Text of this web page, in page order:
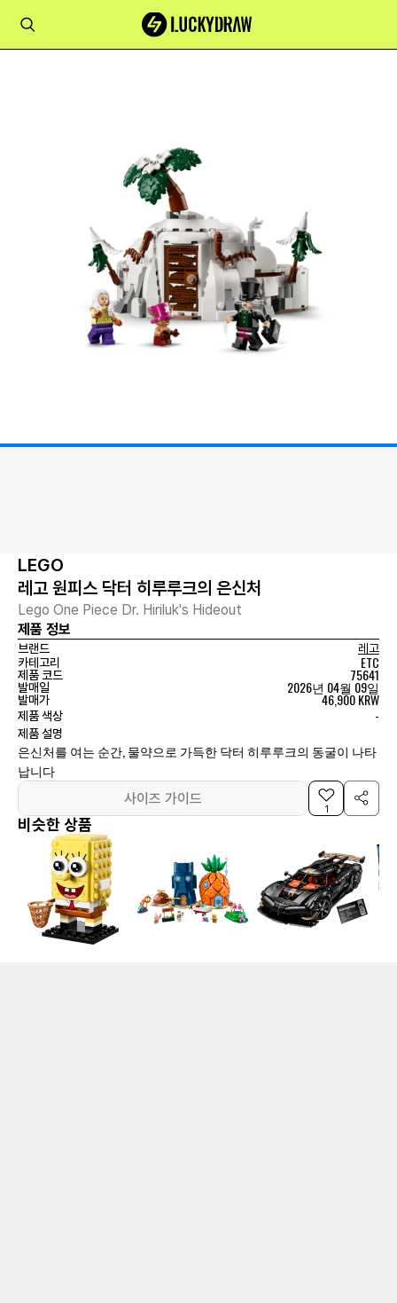
LEGO
레고 원피스 닥터 히루루크의 은신처
Lego One Piece Dr. Hiriluk's Hideout
제품 정보
브랜드
레고
카테고리
ETC
제품 코드 75641
발매일 2026년 04월 09일
발매가 46,900 KRW
제품 색상 -
제품 설명
은신처를 여는 순간, 물약으로 가득한 닥터 히루루크의 동굴이 나타
납니다
사이즈 가이드
1
비슷한 상품